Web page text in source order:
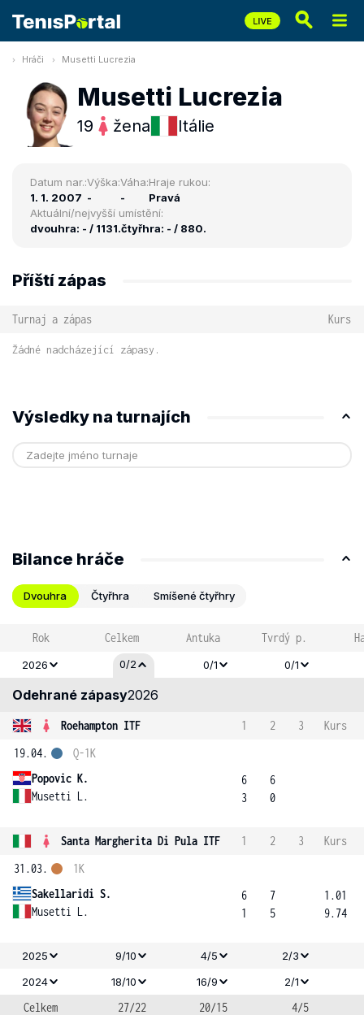
Hráči Musetti Lucrezia
Musetti Lucrezia
19 žena Itálie
Datum nar.:
1. 1. 2007
Výška:
-
Váha:
-
Hraje rukou:
Pravá
Aktuální/nejvyšší umístění:
dvouhra: - / 1131.čtyřhra: - / 880.
Příští zápas
Turnaj a zápas Kurs
Žádné nadcházející zápasy.
Výsledky na turnajích
Bilance hráče
Dvouhra Čtyřhra Smíšené čtyřhry
Rok Celkem Antuka Tvrdý p.
2026 0/2 0/1 0/1
Odehrané zápasy2026
Roehampton ITF 1 2 3
Kurs
19.04.
Popovic K.
Musetti L.
Q-1K
6
3
6
0
Santa Margherita Di Pula ITF 1 2 3
Kurs
31.03.
Sakellaridi S.
Musetti L.
1K
6
1
7
5
1.01
9.74
2025 9/10 4/5 2/3
2024
18/10 16/9 2/1
Celkem 27/22 20/15 4/5